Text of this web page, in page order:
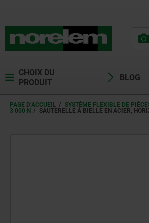
CHOIX DU
PRODUIT
BLOG
PAGE D’ACCUEIL SYSTÈME FLEXIBLE DE
3 000 N
SAUTERELLE À BIELLE EN ACIER,